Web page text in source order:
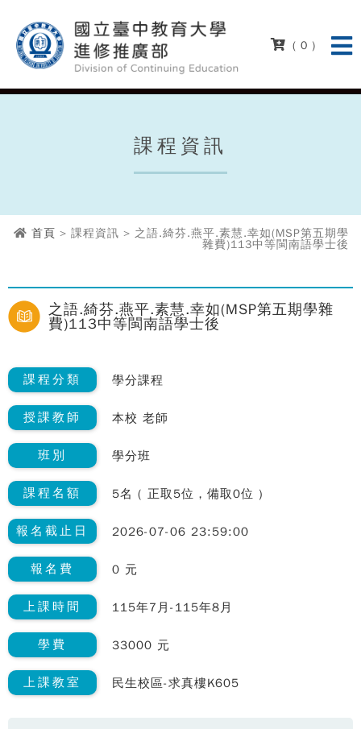
( 0 )
課程資訊
首頁 > 課程資訊 > 之語.綺芬.燕平.素慧.幸如(MSP第五期學
雜費)113中等閩南語學士後
之語.綺芬.燕平.素慧.幸如(MSP第五期學雜
費)113中等閩南語學士後
課程分類 學分課程
授課教師 本校 老師
班別 學分班
課程名額 5名 ( 正取5位，備取0位 )
報名截止日 2026-07-06 23:59:00
報名費 0 元
上課時間 115年7月-115年8月
學費 33000 元
上課教室 民生校區-求真樓K605